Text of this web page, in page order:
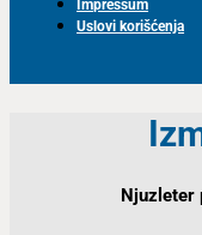
Impressum
Uslovi korišćenja
Njuzleter